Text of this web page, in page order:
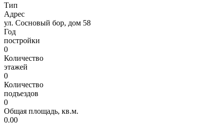
Тип
Адрес
ул. Сосновый бор, дом 58
Год
постройки
0
Количество
этажей
0
Количество
подъездов
0
Общая площадь, кв.м.
0.00